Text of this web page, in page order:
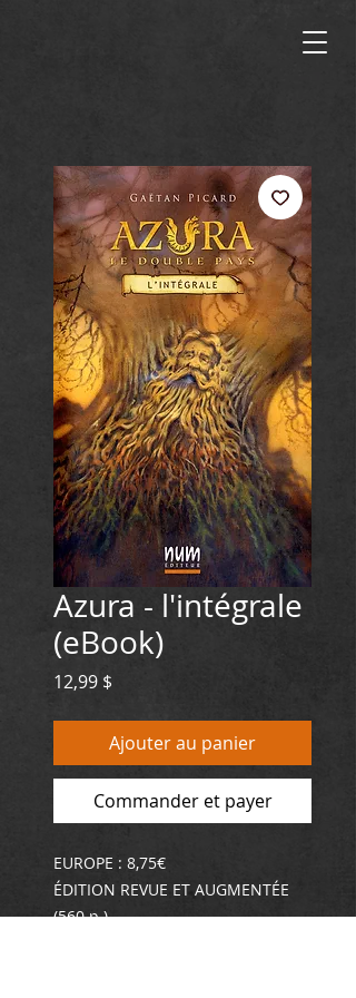
Azura - l'intégrale
(eBook)
12,99 $
Ajouter au panier
Commander et payer
EUROPE : 8,75€
ÉDITION REVUE ET AUGMENTÉE
(560 p.)